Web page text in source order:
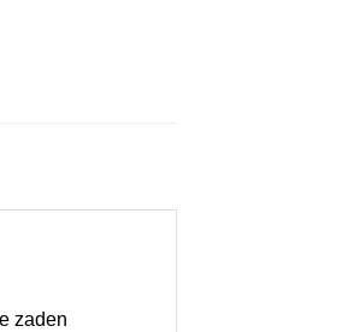
zaden